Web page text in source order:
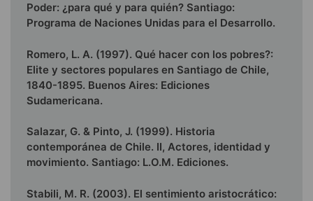
Poder: ¿para qué y para quién? Santiago:
Programa de Naciones Unidas para el Desarrollo.
Romero, L. A. (1997). Qué hacer con los pobres?:
Elite y sectores populares en Santiago de Chile,
1840-1895. Buenos Aires: Ediciones
Sudamericana.
Salazar, G. & Pinto, J. (1999). Historia
contemporánea de Chile. II, Actores, identidad y
movimiento. Santiago: L.O.M. Ediciones.
Stabili, M. R. (2003). El sentimiento aristocrático: